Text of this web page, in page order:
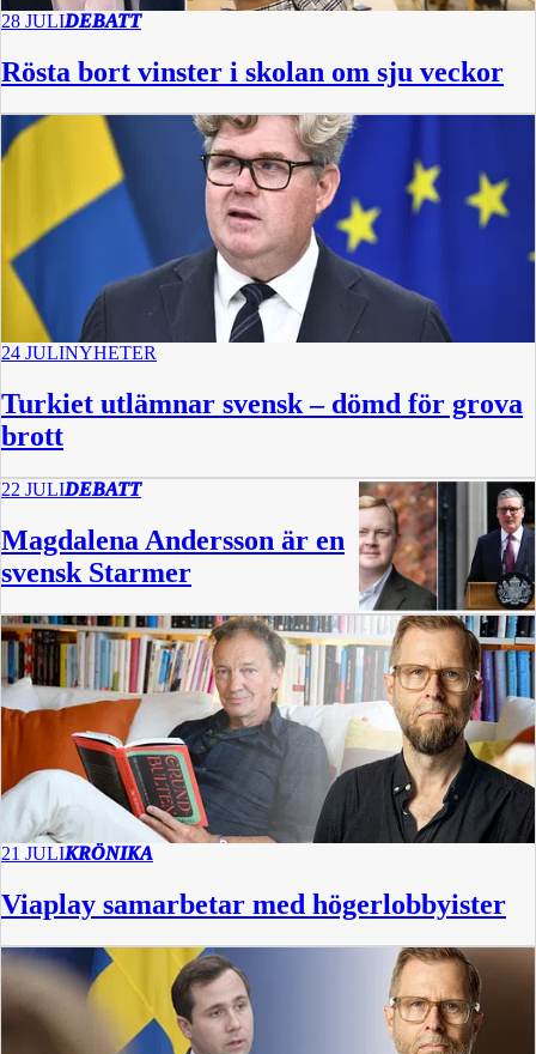
28 JULIDEBATT
Rösta bort vinster i skolan om sju veckor
24 JULINYHETER
Turkiet utlämnar svensk – dömd för grova
brott
22 JULIDEBATT
Magdalena Andersson är en
svensk Starmer
21 JULIKRÖNIKA
Viaplay samarbetar med högerlobbyister